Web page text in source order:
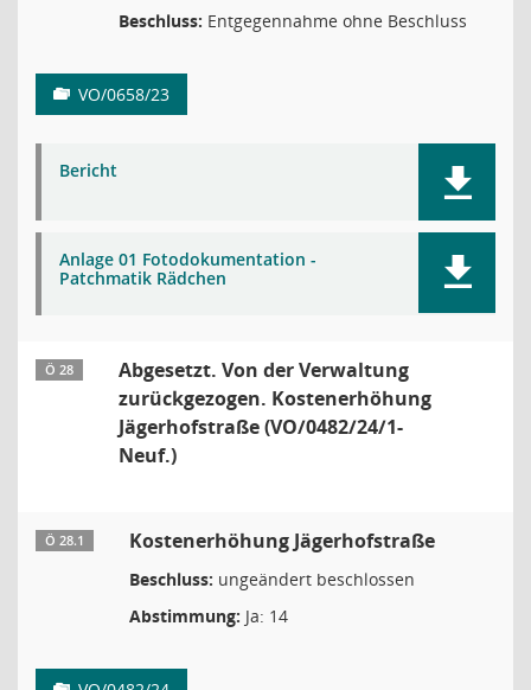
Beschluss: Entgegennahme ohne Beschluss
VO/0658/23
Bericht
Anlage 01 Fotodokumentation -
Patchmatik Rädchen
Ö 28
Abgesetzt. Von der Verwaltung
zurückgezogen. Kostenerhöhung
Jägerhofstraße (VO/0482/24/1-
Neuf.)
Ö 28.1 Kostenerhöhung Jägerhofstraße
Beschluss: ungeändert beschlossen
Abstimmung: Ja: 14